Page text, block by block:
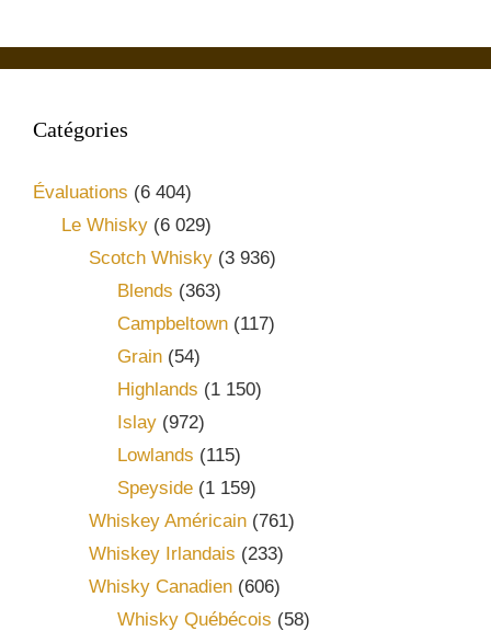
Catégories
Évaluations (6 404)
Le Whisky(6 029)
Scotch Whisky (3 936)
Blends (363)
Campbeltown(117)
Grain(54)
Highlands (1 150)
Islay(972)
Lowlands (115)
Speyside(1 159)
Whiskey Américain (761)
Whiskey Irlandais (233)
Whisky Canadien (606)
Whisky Québécois (58)